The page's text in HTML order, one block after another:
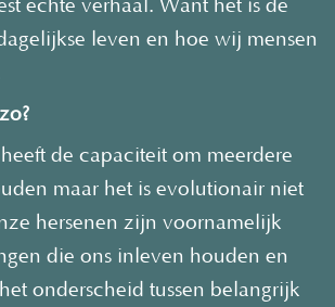
echte verhaal. Want het is de
leven en hoe wij mensen
de capaciteit om meerdere
maar het is evolutionair niet
hersenen zijn voornamelijk
die ons inleven houden en
onderscheid tussen belangrijk